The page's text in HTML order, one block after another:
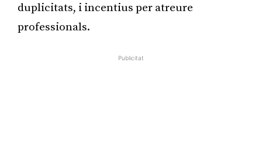
duplicitats, i incentius per atreure
professionals.
Publicitat